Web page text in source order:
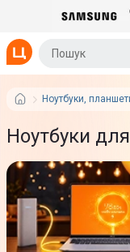
Ноутбуки,
Ноутбуки